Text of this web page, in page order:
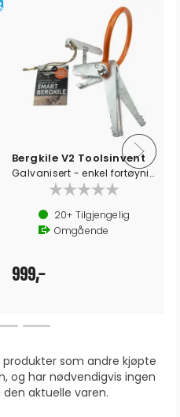
5 mulige
Bergkile V2 Toolsinvent
Galvanisert - enkel fortøyning
20+ Tilgjengelig
Omgående
999,-
som andre kjøpte
og har nødvendigvis ingen
aktuelle varen.